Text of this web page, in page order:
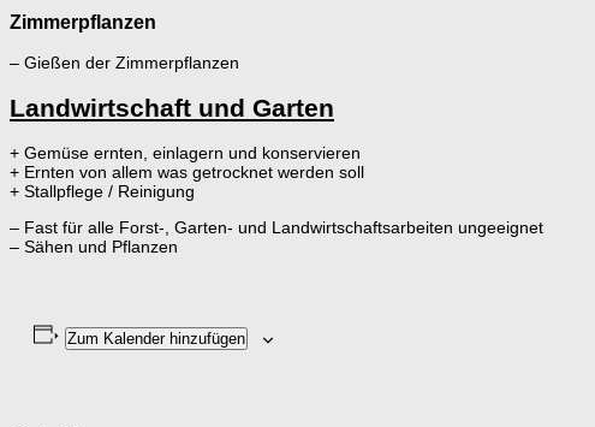
Zimmerpflanzen
– Gießen der Zimmerpflanzen
Landwirtschaft und Garten
+ Gemüse ernten, einlagern und konservieren
+ Ernten von allem was getrocknet werden soll
+ Stallpflege / Reinigung
– Fast für alle Forst-, Garten- und Landwirtschaftsarbeiten ungeeignet
– Sähen und Pflanzen
Zum Kalender hinzufügen